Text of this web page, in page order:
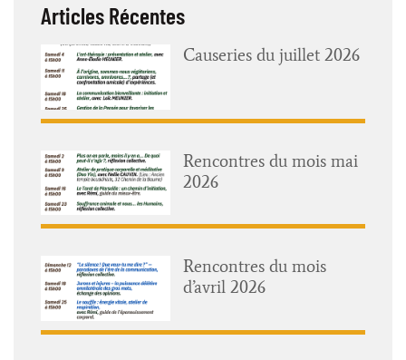
Articles Récentes
Causeries du juillet 2026
Rencontres du mois mai
2026
Rencontres du mois
d’avril 2026